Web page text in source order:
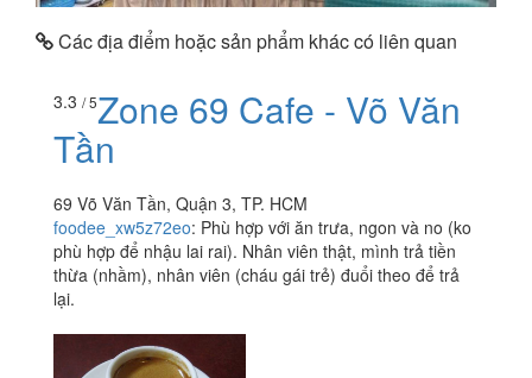
Các địa điểm hoặc sản phẩm khác có liên quan
3.3 / 5Zone 69 Cafe - Võ Văn
Tần
69 Võ Văn Tần, Quận 3, TP. HCM
foodee_xw5z72eo: Phù hợp với ăn trưa, ngon và no (ko
phù hợp để nhậu lai rai). Nhân viên thật, mình trả tiền
thừa (nhầm), nhân viên (cháu gái trẻ) đuổi theo để trả
lại.